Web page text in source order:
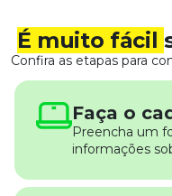
É muito fácil
Confira as etapas para
Faça o
Preencha um
informações